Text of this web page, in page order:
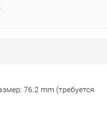
76.2 mm (требуется